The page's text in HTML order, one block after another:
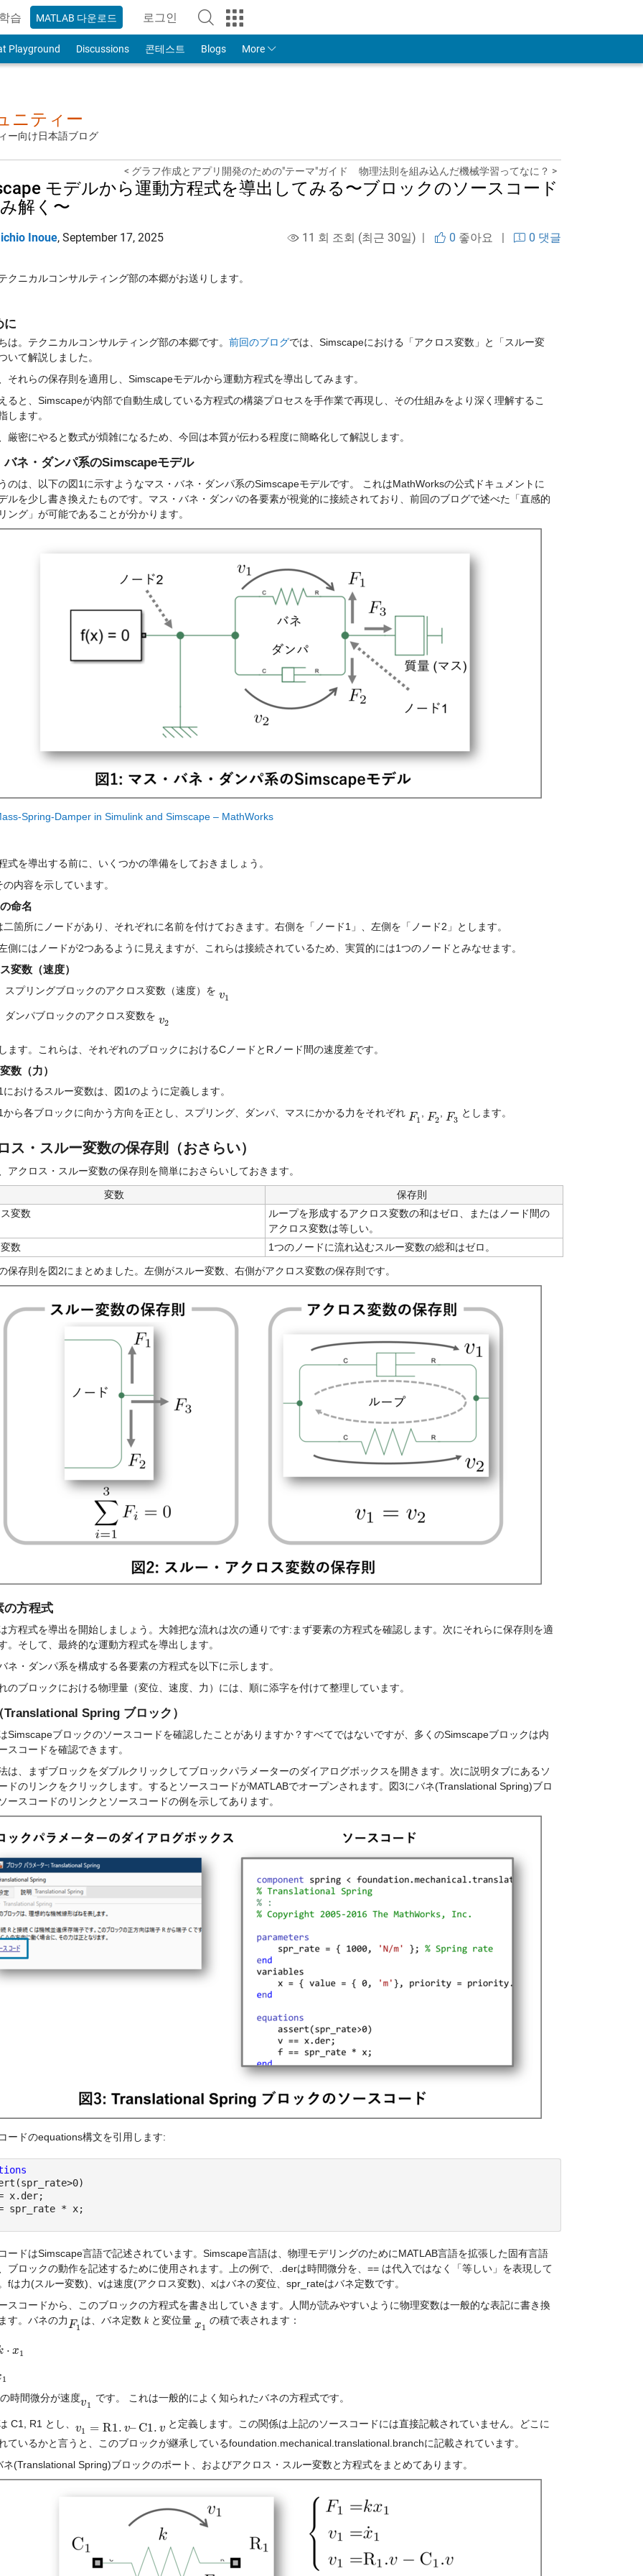
습 MATLAB 다운로드 로그인
to Your MathWorks Account
Playground Discussions 콘테스트 Blogs More
ニティー
ー向け日本語ブログ
< グラフ作成とアプリ開発のための"テーマ"ガイド 物理法則を組み込んだ機械学習ってなに？ >
モデルから運動方程式を導出してみる〜ブロックのソースコード
解く〜
Inoue, September 17, 2025 11 회 조회 (최근 30일) | 0 좋아요 | 0 댓글
クニカルコンサルティング部の本郷がお送りします。
に
は。テクニカルコンサルティング部の本郷です。 前回のブログでは、Simscapeにおける「アクロス変数」と「スルー変
いて解説しました。
それらの保存則を適用し、Simscapeモデルから運動方程式を導出してみます。
ると、Simscapeが内部で自動生成している方程式の構築プロセスを手作業で再現し、その仕組みをより深く理解するこ
します。
厳密にやると数式が煩雑になるため、今回は本質が伝わる程度に簡略化して解説します。
バネ・ダンパ系のSimscapeモデル
のは、以下の図1に示すようなマス・バネ・ダンパ系のSimscapeモデルです。 これはMathWorksの公式ドキュメントに
ルを少し書き換えたものです。マス・バネ・ダンパの各要素が視覚的に接続されており、前回のブログで述べた「直感的
ング」が可能であることが分かります。
Spring-Damper in Simulink and Simscape – MathWorks
式を導出する前に、いくつかの準備をしておきましょう。
内容を示しています。
命名
二箇所にノードがあり、それぞれに名前を付けておきます。右側を「ノード1」、左側を「ノード2」とします。
側にはノードが2つあるように見えますが、これらは接続されているため、実質的には1つのノードとみなせます。
変数（速度）
スプリングブロックのアクロス変数（速度）を v1
v1
ダンパブロックのアクロス変数を v2
v2
ます。これらは、それぞれのブロックにおけるCノードとRノード間の速度差です。
数（力）
におけるスルー変数は、図1のように定義します。
から各ブロックに向かう方向を正とし、スプリング、ダンパ、マスにかかる力をそれぞれ F1
F1 F2
F2 F3
F3 とします。
ス・スルー変数の保存則（おさらい）
アクロス・スルー変数の保存則を簡単におさらいしておきます。
変数
保存則
変数
ループを形成するアクロス変数の和はゼロ、またはノード間の
アクロス変数は等しい。
数
1つのノードに流れ込むスルー変数の総和はゼロ。
保存則を図2にまとめました。左側がスルー変数、右側がアクロス変数の保存則です。
の方程式
方程式を導出を開始しましょう。大雑把な流れは次の通りです:まず要素の方程式を確認します。次にそれらに保存則を適
。そして、最終的な運動方程式を導出します。
ネ・ダンパ系を構成する各要素の方程式を以下に示します。
のブロックにおける物理量（変位、速度、力）には、順に添字を付けて整理しています。
Translational Spring ブロック）
Simscapeブロックのソースコードを確認したことがありますか？すべてではないですが、多くのSimscapeブロックは内
スコードを確認できます。
は、まずブロックをダブルクリックしてブロックパラメーターのダイアログボックスを開きます。次に説明タブにあるソ
ドのリンクをクリックします。するとソースコードがMATLABでオープンされます。図3にバネ(Translational Spring)ブロ
ースコードのリンクとソースコードの例を示してあります。
ードのequations構文を引用します:
x.der;
spr_rate * x;
ードはSimscape言語で記述されています。Simscape言語は、物理モデリングのためにMATLAB言語を拡張した固有言語
ブロックの動作を記述するために使用されます。上の例で、.derは時間微分を、== は代入ではなく「等しい」を表現して
fは力(スルー変数)、vは速度(アクロス変数)、xはバネの変位、spr_rateはバネ定数です。
スコードから、このブロックの方程式を書き出していきます。人間が読みやすいように物理変数は一般的な表記に書き換
す。バネの力F1
F1 は、バネ定数 k と変位量 x1
x1 の積で表されます：
⋅ x1
1
の時間微分が速度v1
v1 です。 これは一般的によく知られたバネの方程式です。
C1, R1 とし、 v1 = R1. v– C1. v
v1 =R 1.v–C1.v
と定義します。この関係は上記のソースコードには直接記載されていません。どこに
ているかと言うと、このブロックが継承しているfoundation.mechanical.translational.branchに記載されています。
ネ(Translational Spring)ブロックのポート、およびアクロス・スルー変数と方程式をまとめてあります。